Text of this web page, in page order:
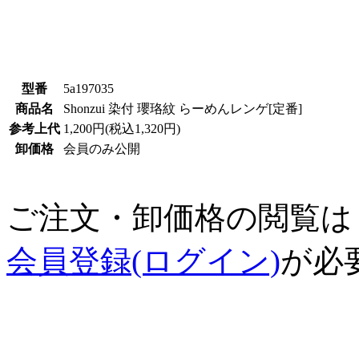
型番
5a197035
商品名
Shonzui 染付 瓔珞紋 らーめんレンゲ[定番]
参考上代 1,200円(税込1,320円)
卸価格
会員のみ公開
ご注文・卸価格の閲覧は
会員登録(ログイン)が必